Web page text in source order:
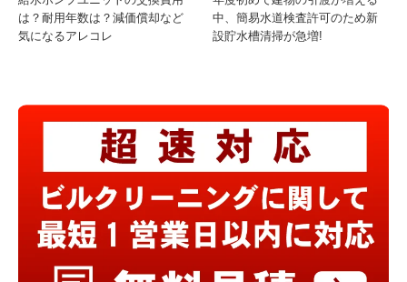
は？耐用年数は？減価償却など
気になるアレコレ
中、簡易水道検査許可のため新
設貯水槽清掃が急増!